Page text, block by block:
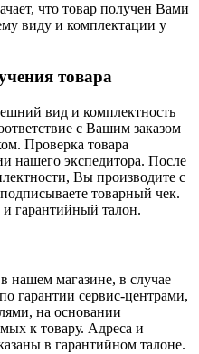
что товар получен Вами
виду и комплектации у
товара
вид и комплектность
с Вашим заказом
Проверка товара
нашего экспедитора. После
Вы производите с
товарный чек.
гарантийный талон.
нашем магазине, в случае
гарантии сервис-центрами,
на основании
к товару. Адреса и
в гарантийном талоне.